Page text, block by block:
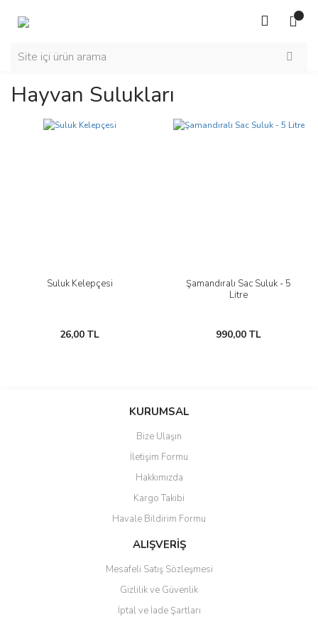
Hayvan Sulukları
Suluk Kelepçesi
26,00 TL
Şamandıralı Sac Suluk - 5
Litre
990,00 TL
KURUMSAL
Bize Ulaşın
İletişim Formu
Hakkımızda
Kargo Takibi
Havale Bildirim Formu
ALIŞVERİŞ
Mesafeli Satış Sözleşmesi
Gizlilik ve Güvenlik
İptal ve İade Şartları